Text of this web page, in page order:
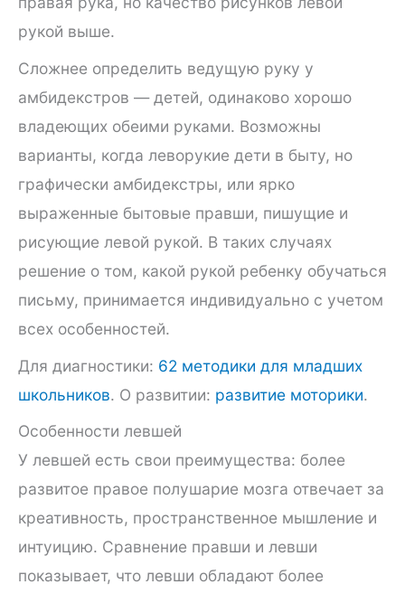
рукой выше.
Сложнее определить ведущую руку у
амбидекстров — детей, одинаково хорошо
владеющих обеими руками. Возможны
варианты, когда леворукие дети в быту, но
графически амбидекстры, или ярко
выраженные бытовые правши, пишущие и
рисующие левой рукой. В таких случаях
решение о том, какой рукой ребенку обучаться
письму, принимается индивидуально с учетом
всех особенностей.
Для диагностики: 62 методики для младших
школьников. О развитии: развитие моторики.
Особенности левшей
У левшей есть свои преимущества: более
развитое правое полушарие мозга отвечает за
креативность, пространственное мышление и
интуицию. Сравнение правши и левши
показывает, что левши обладают более